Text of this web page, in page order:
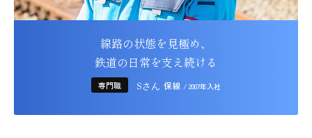
線路の状態を見極め、
鉄道の日常を支え続ける
専門職 Sさん 保線 / 2007年入社